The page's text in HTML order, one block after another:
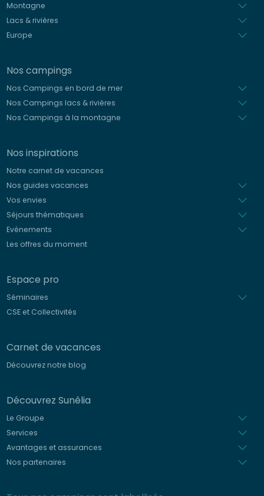
Montagne
Lacs & rivières
Europe
Nos campings
Nos Campings en bord de mer
Nos Campings lacs & rivières
Nos Campings à la montagne
Nos inspirations
Notre carnet de vacances
Nos guides vacances
Vos envies
Séjours thématiques
Evénements
Les offres du moment
Espace pro
Séminaires
CSE et Collectivités
Carnet de vacances
Découvrez notre blog
Découvrez Sunêlia
Le Groupe
Services
Avantages et assurances
Nos partenaires